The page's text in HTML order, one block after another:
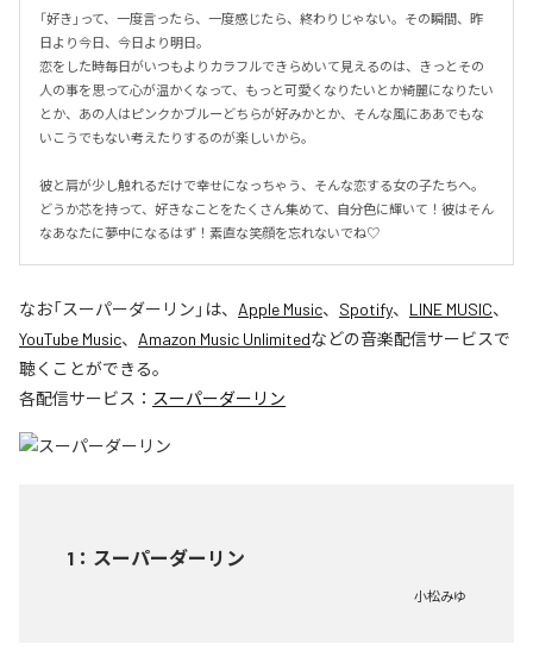
「好き」って、一度言ったら、一度感じたら、終わりじゃない。その瞬間、昨
日より今日、今日より明日。
恋をした時毎日がいつもよりカラフルできらめいて見えるのは、きっとその
人の事を思って心が温かくなって、もっと可愛くなりたいとか綺麗になりたい
とか、あの人はピンクかブルーどちらが好みかとか、そんな風にああでもな
いこうでもない考えたりするのが楽しいから。
彼と肩が少し触れるだけで幸せになっちゃう、そんな恋する女の子たちへ。
どうか芯を持って、好きなことをたくさん集めて、自分色に輝いて！彼はそん
なあなたに夢中になるはず！素直な笑顔を忘れないでね♡
なお「スーパーダーリン 」は、 Apple Music、 Spotify、 LINE MUSIC、
YouTube Music、 Amazon Music Unlimitedなどの音楽配信サービスで
聴くことができる。
各配信サービス： スーパーダーリン
1 ： スーパーダーリン
小松みゆ